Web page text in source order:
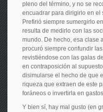
pleno del término, y no se
encuadrar para dirigirlo en el
Prefirió siempre sumergirlo
resulta de medirlo con las
mundo. De hecho, esa clase
procuró siempre confundir
revistiéndose con las galas
en contraposición al
disimularse el hecho de que
riqueza que extraen de este
foráneos o invertirla en
Y bien sí, hay mal gusto (en